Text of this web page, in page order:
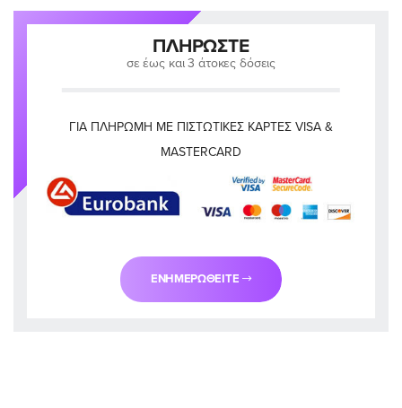
ΠΛΗΡΏΣΤΕ
σε έως και 3 άτοκες δόσεις
ΓΙΑ ΠΛΗΡΩΜΉ ΜΕ ΠΙΣΤΩΤΙΚΈΣ ΚΆΡΤΕΣ VISA &
MASTERCARD
ΕΝΗΜΕΡΩΘΕΊΤΕ